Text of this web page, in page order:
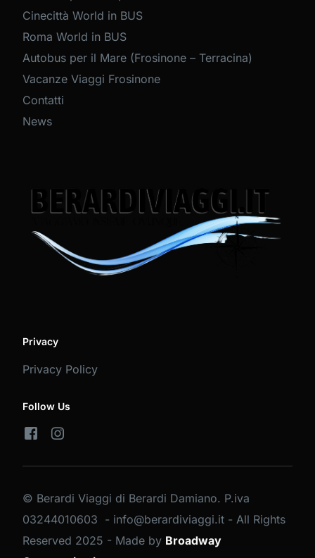
Cinecittà World in BUS
Roma World in BUS
Autobus per il Mare (Frosinone – Terracina)
Vacanze Viaggi Frosinone
Contatti
News
Privacy
Privacy Policy
Follow Us
© Berardi Viaggi di Berardi Damiano. P.iva
03244010603 - info@berardiviaggi.it - All Rights
Reserved 2025 - Made by Broadway